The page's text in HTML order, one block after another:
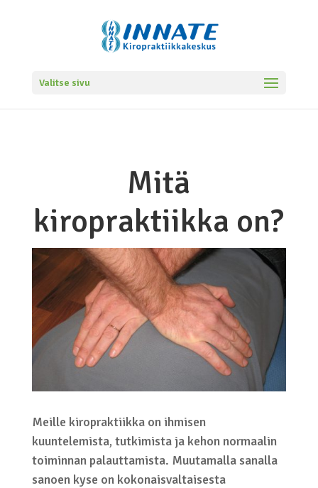
Valitse sivu
Mitä
kiropraktiikka on?
Meille kiropraktiikka on ihmisen
kuuntelemista, tutkimista ja kehon normaalin
toiminnan palauttamista. Muutamalla sanalla
sanoen kyse on kokonaisvaltaisesta